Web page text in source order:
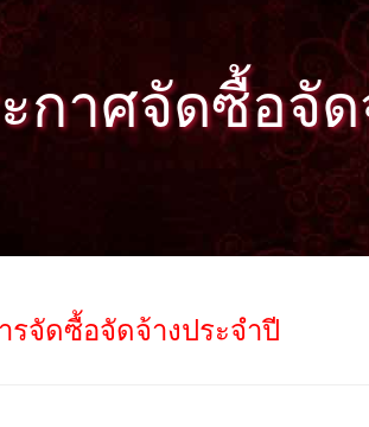
กาศจัดซื้อจัด
รจัดซื้อจัดจ้างประจำปี